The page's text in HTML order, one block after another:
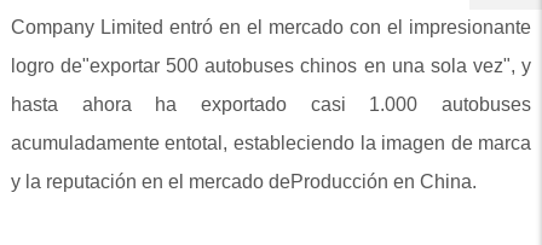
Company Limited entró en el mercado con el impresionante
logro de"exportar 500 autobuses chinos en una sola vez", y
hasta ahora ha exportado casi 1.000 autobuses
acumuladamente entotal, estableciendo la imagen de marca
y la reputación en el mercado deProducción en China.